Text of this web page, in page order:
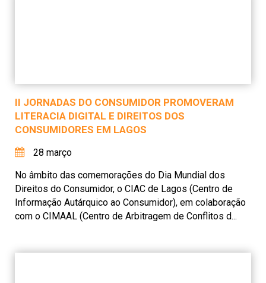
II JORNADAS DO CONSUMIDOR PROMOVERAM
LITERACIA DIGITAL E DIREITOS DOS
CONSUMIDORES EM LAGOS
28 março
No âmbito das comemorações do Dia Mundial dos
Direitos do Consumidor, o CIAC de Lagos (Centro de
Informação Autárquico ao Consumidor), em colaboração
com o CIMAAL (Centro de Arbitragem de Conflitos d...